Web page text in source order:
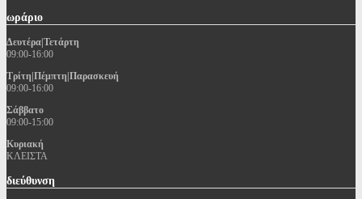
ωράριο
Δευτέρα|Τετάρτη
09:00-16:00
Τρίτη|Πέμπτη|Παρασκευή
09:00-16:00
Σάββατο
09:00-15:00
Κυριακή
ΚΛΕΙΣΤΑ
διεύθυνση